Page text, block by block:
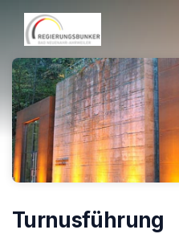
Skip header
Turnusführung